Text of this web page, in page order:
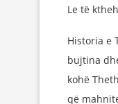
Le të
Historia e
bujtina
kohë
që